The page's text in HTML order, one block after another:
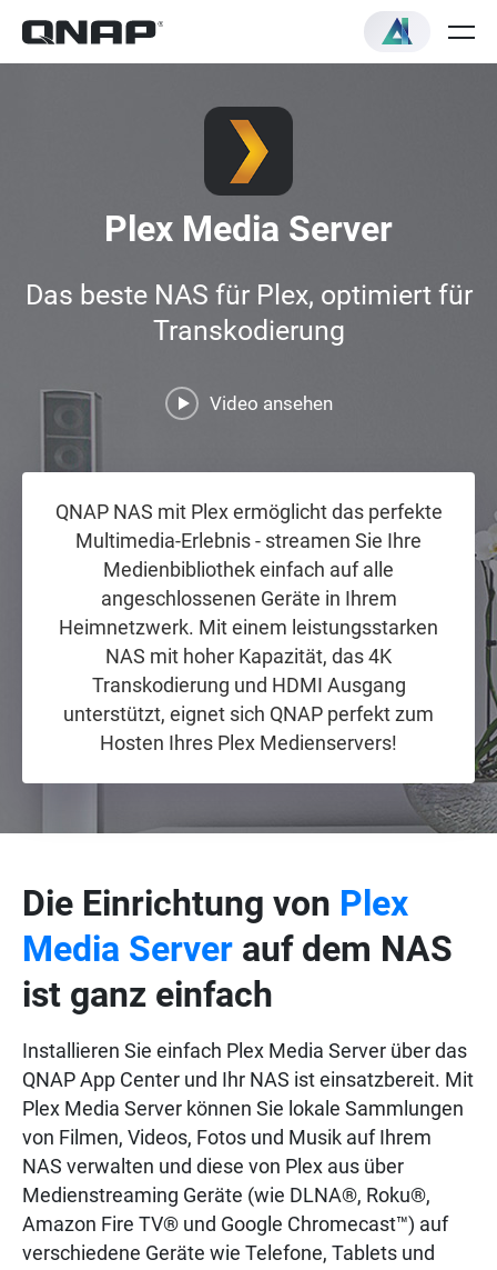
Plex Media Server
Das beste NAS für Plex, optimiert für
Transkodierung
QNAP NAS mit Plex ermöglicht das perfekte
Multimedia-Erlebnis - streamen Sie Ihre
Medienbibliothek einfach auf alle
angeschlossenen Geräte in Ihrem
Heimnetzwerk. Mit einem leistungsstarken
NAS mit hoher Kapazität, das 4K
Transkodierung und HDMI Ausgang
unterstützt, eignet sich QNAP perfekt zum
Hosten Ihres Plex Medienservers!
Video ansehen
Die Einrichtung von Plex
Media Server auf dem NAS
ist ganz einfach
Installieren Sie einfach Plex Media Server über das
QNAP App Center und Ihr NAS ist einsatzbereit. Mit
Plex Media Server können Sie lokale Sammlungen
von Filmen, Videos, Fotos und Musik auf Ihrem
NAS verwalten und diese von Plex aus über
Medienstreaming Geräte (wie DLNA®, Roku®,
Amazon Fire TV® und Google Chromecast™) auf
verschiedene Geräte wie Telefone, Tablets und